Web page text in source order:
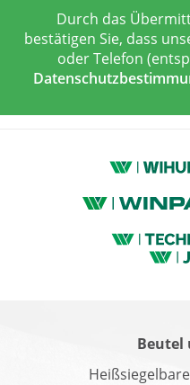
Durch das
bestätigen Sie, dass
oder Telefon
Beutel